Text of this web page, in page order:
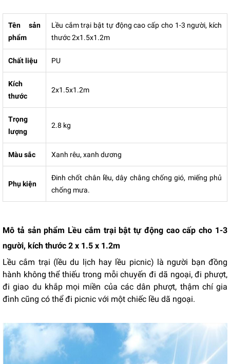
Tên sản
phẩm
Lều cắm trại bật tự động cao cấp cho 1-3 người, kích
thước 2x1.5x1.2m
Chất liệu PU
Kích
thước
2x1.5x1.2m
Trọng
lượng
2.8 kg
Màu sắc Xanh rêu, xanh dương
Phụ kiện
Đinh chốt chân lều, dây chằng chống gió, miếng phủ
chống mưa.
Mô tả sản phẩm Lều cắm trại bật tự động cao cấp cho 1-3
người, kích thước 2 x 1.5 x 1.2m
Lều cắm trại (lều du lịch hay lều picnic) là người bạn đồng
hành không thể thiếu trong mỗi chuyến đi dã ngoại, đi phượt,
đi giao du khắp mọi miền của các dân phượt, thậm chí gia
đình cũng có thể đi picnic với một chiếc lều dã ngoại.